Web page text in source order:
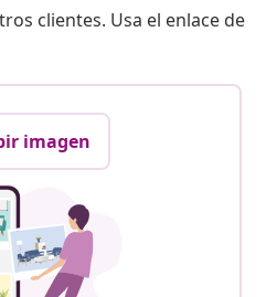
clientes. Usa el enlace de
imagen